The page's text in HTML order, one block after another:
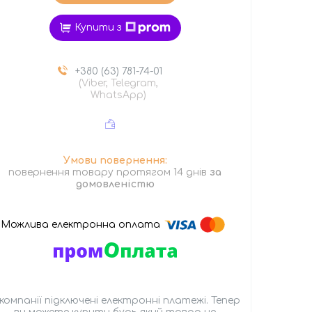
Купити з
+380 (63) 781-74-01
(Viber, Telegram,
WhatsApp)
повернення товару протягом 14 днів за
домовленістю
підключені електронні платежі. Тепер